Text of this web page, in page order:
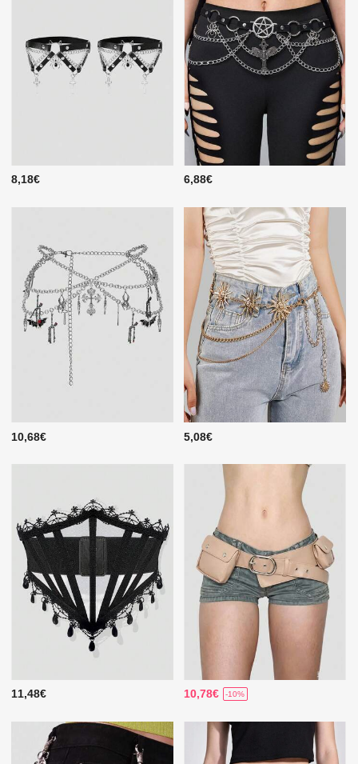
8,18€ 6,88€
10,68€ 5,08€
11,48€ 10,78€ -10%